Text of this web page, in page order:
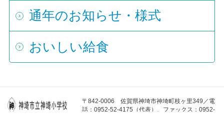
通年のお知らせ・様式
おいしい給食
〒842-0006 佐賀県神埼市神埼町枝ヶ里349／電
話：0952-52-4175（代表）、ファックス：0952-